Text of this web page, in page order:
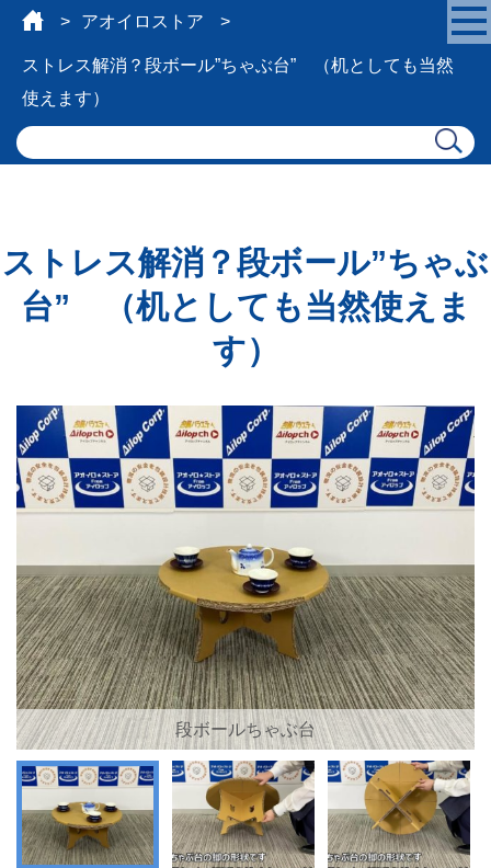
アオイロストア
ストレス解消？段ボール”ちゃぶ台” （机としても当然
使えます）
ストレス解消？段ボール”ちゃぶ
台” （机としても当然使えま
す）
段ボールちゃぶ台